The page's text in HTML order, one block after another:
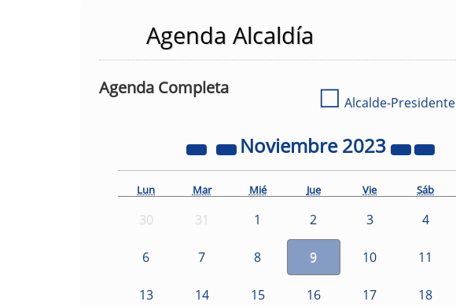
Agenda Alcaldía
Agenda Completa ☐ Alcalde-Presidente
Noviembre2023
Lun Mar Mié Jue Vie Sáb
30 31 1 2 3 4
6 7 8 9 10 11
13 14 15 16 17 18